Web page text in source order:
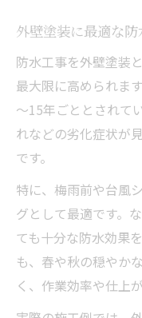
紹介
補助金を使
メージ
外壁塗装の
流れ
解説
外壁塗装の
外壁塗装に最適な
防水工事を外壁塗装
最大限に高められま
～15年ごととされて
れなどの劣化症状が
です。
特に、梅雨前や台風
グとして最適です。
ても十分な防水効果
も、春や秋の穏やか
く、作業効率や仕上